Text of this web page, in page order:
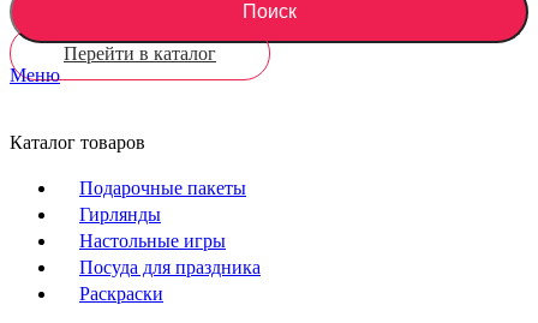
Поиск
Перейти в каталог
Меню
Каталог товаров
Подарочные пакеты
Гирлянды
Настольные игры
Посуда для праздника
Раскраски